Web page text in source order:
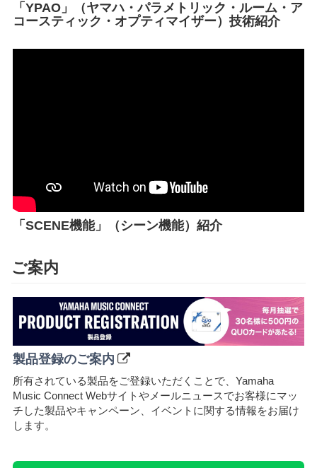
「YPAO」（ヤマハ・パラメトリック・ルーム・ア
コースティック・オプティマイザー）技術紹介
「SCENE機能」（シーン機能）紹介
ご案内
製品登録のご案内
所有されている製品をご登録いただくことで、Yamaha
Music Connect Webサイトやメールニュースでお客様にマッ
チした製品やキャンペーン、イベントに関する情報をお届け
します。